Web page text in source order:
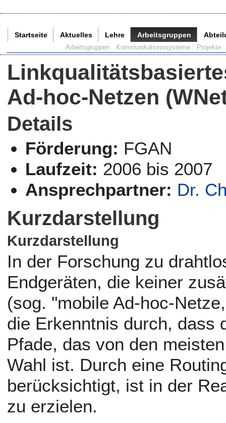
Startseite Aktuelles Lehre Arbeitsgruppen
Arbeitsgruppen Kommunikationssysteme Projekte
Ad-hoc-Netzen
Details
Förderung: FGAN
Laufzeit: 2006 bis 2007
Ansprechpartner: Dr.
Kurzdarstellung
Kurzdarstellung
In der Forschung zu
Endgeräten, die keiner
(sog. "mobile Ad-hoc-
die Erkenntnis durch, dass
Pfade, das von den
Wahl ist. Durch eine
berücksichtigt, ist in der
zu erzielen.